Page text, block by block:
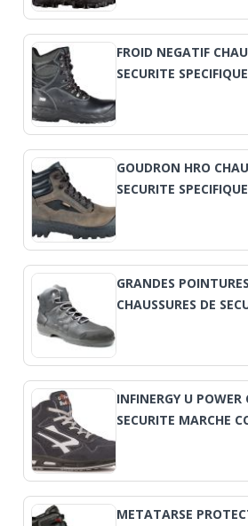
FROID NEGATIF
SECURITE
GOUDRON HRO
SECURITE
GRANDES
CHAUSSURES DE
INFINERGY U POWER
SECURITE MARCHE
METATARSE